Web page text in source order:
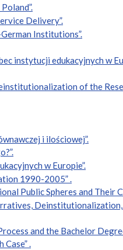
Delivery”.
Institutions”.
instytucji edukacyjnych w
of the
i ilościowej”.
w Europie”.
1990-2005” .
Public Spheres and Their
Deinstitutionalization,
and the Bachelor
.